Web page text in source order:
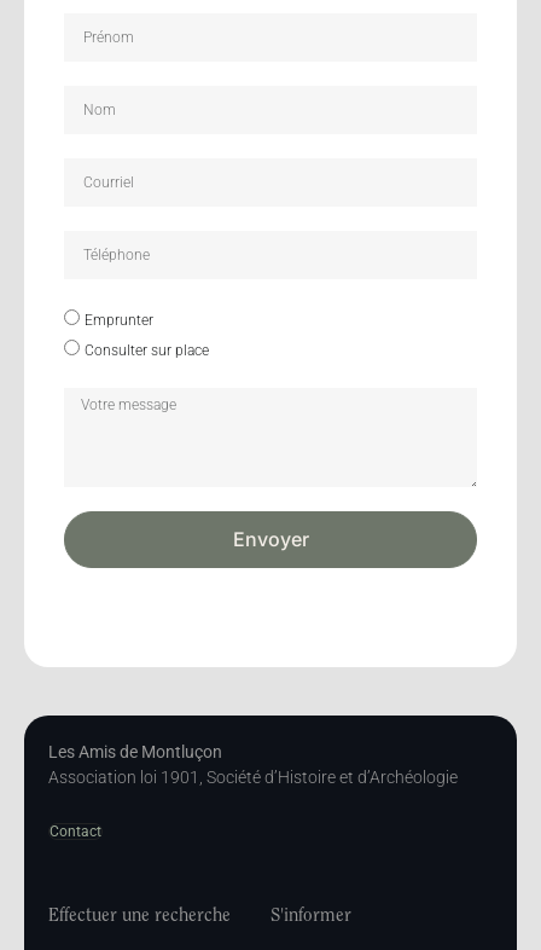
Emprunter
Consulter sur place
Envoyer
Les Amis de Montluçon
Association loi 1901, Société d’Histoire et d’Archéologie
Contact
Effectuer une recherche S'informer